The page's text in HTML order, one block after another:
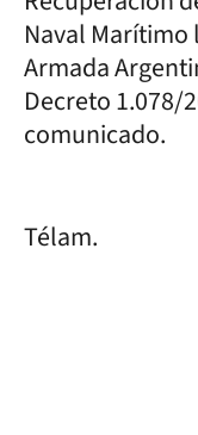
Naval
Armada
Decreto 1.078/
comunicado.
Télam.